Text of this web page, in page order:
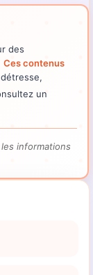
des
Ces contenus
un
informations